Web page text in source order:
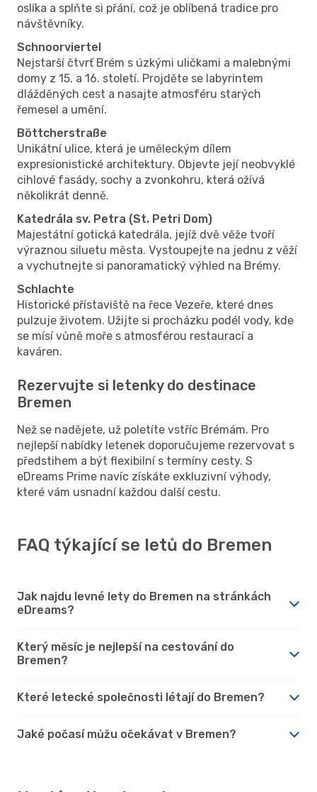
oslíka a splňte si přání, což je oblíbená tradice pro
návštěvníky.
Schnoorviertel
Nejstarší čtvrť Brém s úzkými uličkami a malebnými
domy z 15. a 16. století. Projděte se labyrintem
dlážděných cest a nasajte atmosféru starých
řemesel a umění.
Böttcherstraße
Unikátní ulice, která je uměleckým dílem
expresionistické architektury. Objevte její neobvyklé
cihlové fasády, sochy a zvonkohru, která ožívá
několikrát denně.
Katedrála sv. Petra (St. Petri Dom)
Majestátní gotická katedrála, jejíž dvě věže tvoří
výraznou siluetu města. Vystoupejte na jednu z věží
a vychutnejte si panoramatický výhled na Brémy.
Schlachte
Historické přístaviště na řece Vezeře, které dnes
pulzuje životem. Užijte si procházku podél vody, kde
se mísí vůně moře s atmosférou restaurací a
kaváren.
Rezervujte si letenky do destinace
Bremen
Než se nadějete, už poletíte vstříc Brémám. Pro
nejlepší nabídky letenek doporučujeme rezervovat s
předstihem a být flexibilní s termíny cesty. S
eDreams Prime navíc získáte exkluzivní výhody,
které vám usnadní každou další cestu.
FAQ týkající se letů do Bremen
Jak najdu levné lety do Bremen na stránkách
eDreams?
Který měsíc je nejlepší na cestování do
Bremen?
Které letecké společnosti létají do Bremen?
Jaké počasí můžu očekávat v Bremen?